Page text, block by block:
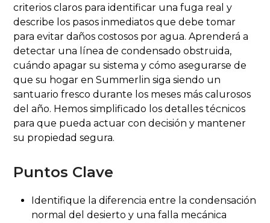
criterios claros para identificar una fuga real y
describe los pasos inmediatos que debe tomar
para evitar daños costosos por agua. Aprenderá a
detectar una línea de condensado obstruida,
cuándo apagar su sistema y cómo asegurarse de
que su hogar en Summerlin siga siendo un
santuario fresco durante los meses más calurosos
del año. Hemos simplificado los detalles técnicos
para que pueda actuar con decisión y mantener
su propiedad segura.
Puntos Clave
Identifique la diferencia entre la condensación
normal del desierto y una falla mecánica